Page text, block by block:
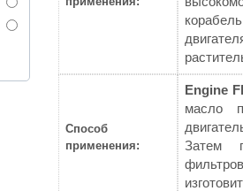
Способ
применения:
Engine
масло
Затем